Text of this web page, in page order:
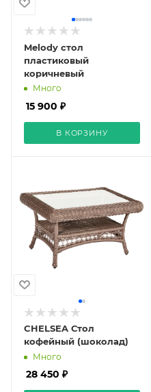
Melody стол
пластиковый
коричневый
Много
15 900 ₽
В КОРЗИНУ
CHELSEA Стол
кофейный (шоколад)
Много
28 450 ₽